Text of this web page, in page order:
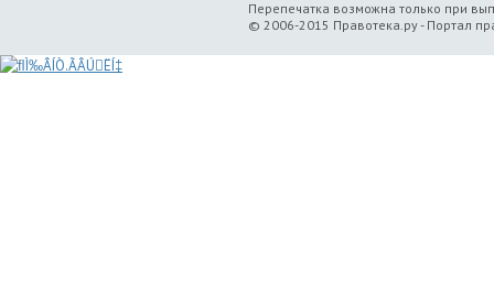
Перепечатка возможна только при
© 2006-2015 Правотека.ру - Портал